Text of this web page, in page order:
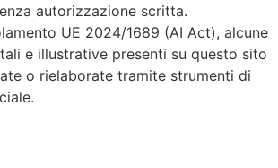
autorizzazione scritta.
UE 2024/1689 (AI Act), alcune
e illustrative presenti su questo sito
o rielaborate tramite strumenti di